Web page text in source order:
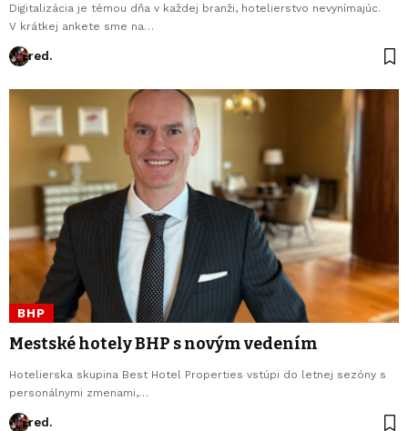
Digitalizácia je témou dňa v každej branži, hotelierstvo nevynímajúc.
V krátkej ankete sme na…
red.
BHP
Mestské hotely BHP s novým vedením
Hotelierska skupina Best Hotel Properties vstúpi do letnej sezóny s
personálnymi zmenami,…
red.